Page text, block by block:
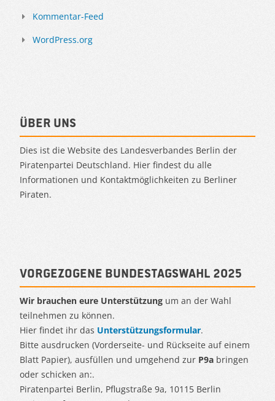
Kommentar-Feed
WordPress.org
Über uns
Dies ist die Website des Landesverbandes Berlin der
Piratenpartei Deutschland. Hier findest du alle
Informationen und Kontaktmöglichkeiten zu Berliner
Piraten.
Vorgezogene Bundestagswahl 2025
Wir brauchen eure Unterstützung um an der Wahl
teilnehmen zu können.
Hier findet ihr das Unterstützungsformular.
Bitte ausdrucken (Vorderseite- und Rückseite auf einem
Blatt Papier), ausfüllen und umgehend zur P9a bringen
oder schicken an:.
Piratenpartei Berlin, Pflugstraße 9a, 10115 Berlin